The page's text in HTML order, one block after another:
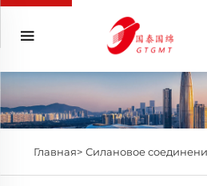
Главная> Силановое